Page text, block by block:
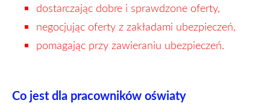
dostarczając dobre i sprawdzone oferty,
negocjując oferty z zakładami ubezpieczeń,
pomagając przy zawieraniu ubezpieczeń.
Co jest dla pracowników oświaty